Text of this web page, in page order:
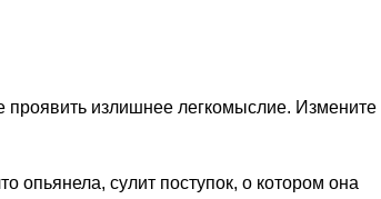
излишнее легкомыслие. Измените
опьянела, сулит поступок, о котором она